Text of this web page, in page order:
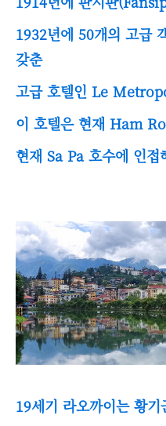
1932년에 50개의 고급
갖춘
고급 호텔인 Le
이 호텔은 현재 Ham
현재 Sa Pa 호수에 인접
19세기 라오까이는 황